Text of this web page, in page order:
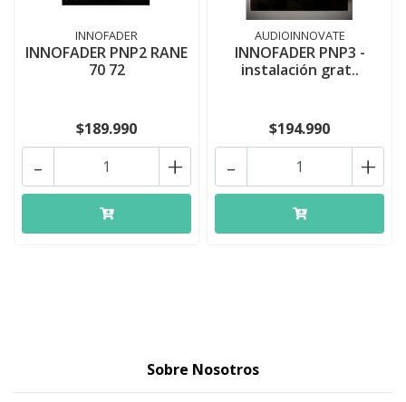
INNOFADER
INNOFADER PNP2 RANE
70 72
$189.990
+
-
AUDIOINNOVATE
INNOFADER PNP3 -
instalación grat..
$194.990
+
-
Sobre Nosotros